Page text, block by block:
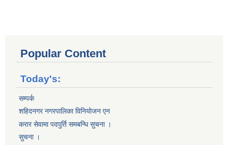
Popular Content
Today's:
सम्पर्क
शहिदनगर नगरपालिका विनियोजन एन
करार सेवामा पदपुर्ति समबन्धि सुचना ।
सुचना ।